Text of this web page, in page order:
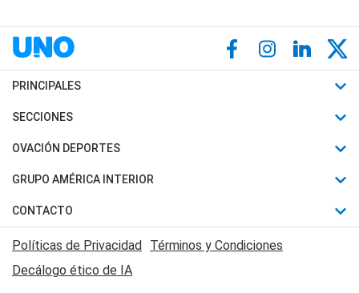
PRINCIPALES
Últimas Noticias
Política
Judiciales
Economia
SECCIONES
Horóscopo
Motores
Trucos caseros
Series y Películas
Edictos y Solicitadas
OVACIÓN DEPORTES
Fútbol
Mundial
Automovilismo
Rugby
GRUPO AMÉRICA INTERIOR
Canal 7 en Vivo
CONTACTO
Acerca de Nosotros
Contactanos
Políticas de Privacidad Términos y Condiciones
Decálogo ético de IA